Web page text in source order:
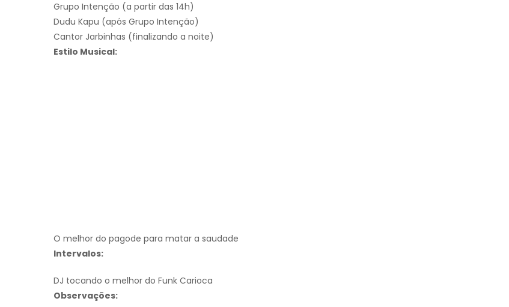
Grupo Intenção (a partir das 14h)
Dudu Kapu (após Grupo Intenção)
Cantor Jarbinhas (finalizando a noite)
Estilo Musical:
O melhor do pagode para matar a saudade
Intervalos:
DJ tocando o melhor do Funk Carioca
Observações: